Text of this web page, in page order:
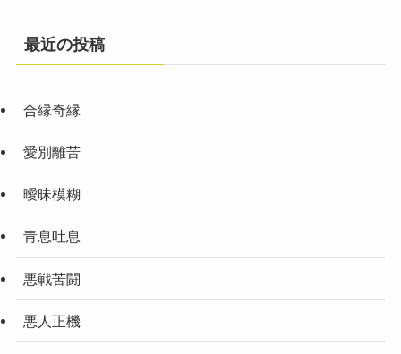
最近の投稿
合縁奇縁
愛別離苦
曖昧模糊
青息吐息
悪戦苦闘
悪人正機